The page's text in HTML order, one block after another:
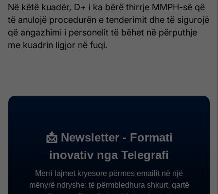
Në këtë kuadër, D+ i ka bërë thirrje MMPH-së që
të anulojë procedurën e tenderimit dhe të sigurojë
që angazhimi i personelit të bëhet në përputhje
me kuadrin ligjor në fuqi.